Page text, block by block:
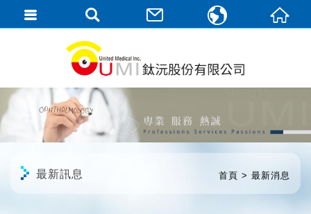
首頁 最新消息
最新訊息
English